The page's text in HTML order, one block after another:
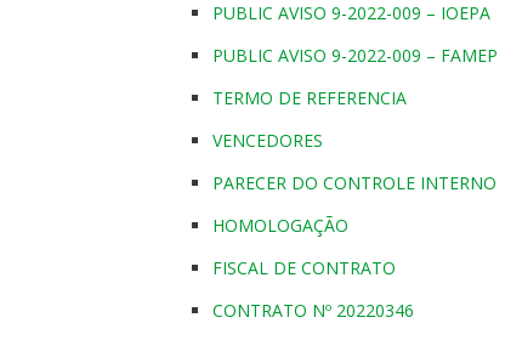
PUBLIC AVISO 9-2022-009 – IOEPA
PUBLIC AVISO 9-2022-009 – FAMEP
TERMO DE REFERENCIA
VENCEDORES
PARECER DO CONTROLE INTERNO
HOMOLOGAÇÃO
FISCAL DE CONTRATO
CONTRATO Nº 20220346